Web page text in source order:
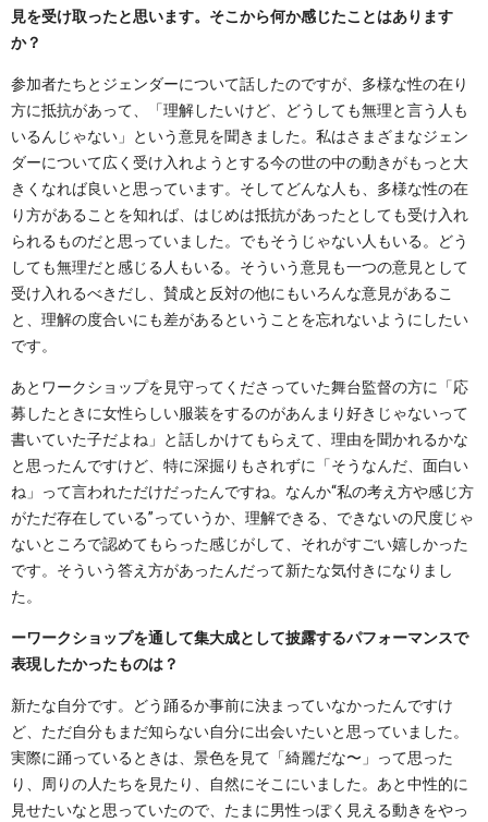
見を受け取ったと思います。そこから何か感じたことはあります
か？
参加者たちとジェンダーについて話したのですが、多様な性の在り
方に抵抗があって、「理解したいけど、どうしても無理と言う人も
いるんじゃない」という意見を聞きました。私はさまざまなジェン
ダーについて広く受け入れようとする今の世の中の動きがもっと大
きくなれば良いと思っています。そしてどんな人も、多様な性の在
り方があることを知れば、はじめは抵抗があったとしても受け入れ
られるものだと思っていました。でもそうじゃない人もいる。どう
しても無理だと感じる人もいる。そういう意見も一つの意見として
受け入れるべきだし、賛成と反対の他にもいろんな意見があるこ
と、理解の度合いにも差があるということを忘れないようにしたい
です。
あとワークショップを見守ってくださっていた舞台監督の方に「応
募したときに女性らしい服装をするのがあんまり好きじゃないって
書いていた子だよね」と話しかけてもらえて、理由を聞かれるかな
と思ったんですけど、特に深掘りもされずに「そうなんだ、面白い
ね」って言われただけだったんですね。なんか“私の考え方や感じ方
がただ存在している”っていうか、理解できる、できないの尺度じゃ
ないところで認めてもらった感じがして、それがすごい嬉しかった
です。そういう答え方があったんだって新たな気付きになりまし
た。
ーワークショップを通して集大成として披露するパフォーマンスで
表現したかったものは？
新たな自分です。どう踊るか事前に決まっていなかったんですけ
ど、ただ自分もまだ知らない自分に出会いたいと思っていました。
実際に踊っているときは、景色を見て「綺麗だな〜」って思った
り、周りの人たちを見たり、自然にそこにいました。あと中性的に
見せたいなと思っていたので、たまに男性っぽく見える動きをやっ